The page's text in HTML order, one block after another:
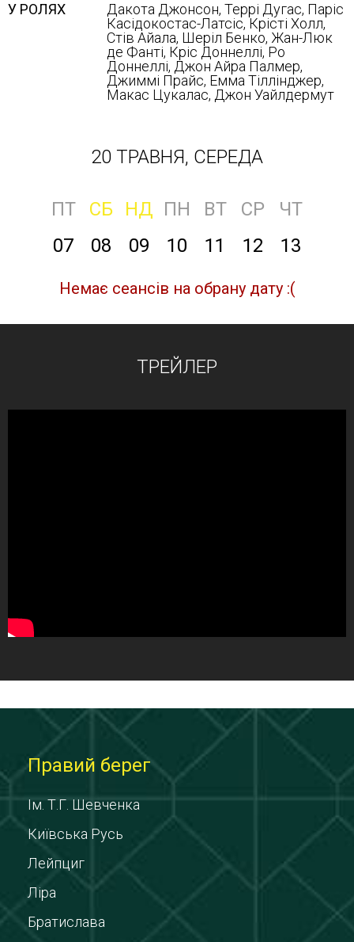
У РОЛЯХ
Дакота Джонсон, Террі Дугас, Паріс
Касідокостас-Латсіс, Крісті Холл,
Стів Айала, Шеріл Бенко, Жан-Люк
де Фанті, Кріс Доннеллі, Ро
Доннеллі, Джон Айра Палмер,
Джиммі Прайс, Емма Тіллінджер,
Макас Цукалас, Джон Уайлдермут
20 ТРАВНЯ, СЕРЕДА
ПТ СБ НД ПН ВТ СР
ЧТ
07
08 09 10 11 12 13
Немає сеансів на обрану дату :(
ТРЕЙЛЕР
Правий берег
Ім. Т.Г. Шевченка
Київська Русь
Лейпциг
Ліра
Братислава